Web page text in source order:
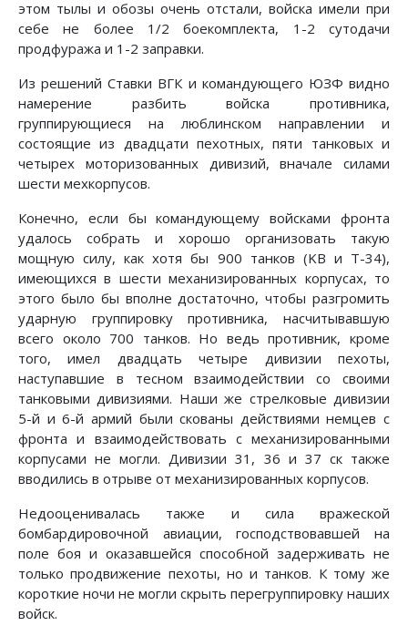
этом тылы и обозы очень отстали, войска имели при
себе не более 1/2 бое­комплекта, 1-2 сутодачи
продфуража и 1-2 заправки.
Из решений Ставки ВГК и командующего ЮЗФ видно
на­мерение разбить войска противника,
группирующиеся на люб­линском направлении и
состоящие из двадцати пехотных, пя­ти танковых и
четырех моторизованных дивизий, вначале си­лами
шести мехкорпусов.
Конечно, если бы командующему войсками фронта
уда­лось собрать и хорошо организовать такую
мощную силу, как хотя бы 900 танков (KB и Т-34),
имеющихся в шести механизированных корпусах, то
этого было бы вполне достаточно, чтобы разгромить
ударную группировку противника, насчи­тывавшую
всего около 700 танков. Но ведь противник, кроме
того, имел двадцать четыре дивизии пехоты,
наступавшие в тесном взаимодействии со своими
танковыми дивизиями. Наши же стрелковые дивизии
5-й и 6-й армий были скованы действиями немцев с
фронта и взаимодействовать с механи­зированными
корпусами не могли. Дивизии 31, 36 и 37 ск так­же
вводились в отрыве от механизированных корпусов.
Недооценивалась также и сила вражеской
бомбардировоч­ной авиации, господствовавшей на
поле боя и оказавшейся способной задерживать не
только продвижение пехоты, но и танков. К тому же
короткие ночи не могли скрыть перегруп­пировку наших
войск.